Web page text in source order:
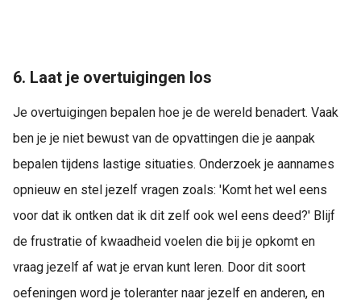
6. Laat je overtuigingen los
Je overtuigingen bepalen hoe je de wereld benadert. Vaak
ben je je niet bewust van de opvattingen die je aanpak
bepalen tijdens lastige situaties. Onderzoek je aannames
opnieuw en stel jezelf vragen zoals: 'Komt het wel eens
voor dat ik ontken dat ik dit zelf ook wel eens deed?' Blijf
de frustratie of kwaadheid voelen die bij je opkomt en
vraag jezelf af wat je ervan kunt leren. Door dit soort
oefeningen word je toleranter naar jezelf en anderen, en